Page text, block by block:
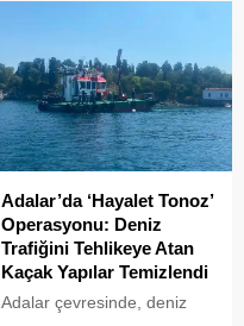
Adalar’da ‘Hayalet Tonoz’
Operasyonu: Deniz
Trafiğini Tehlikeye Atan
Kaçak Yapılar Temizlendi
Adalar çevresinde, deniz